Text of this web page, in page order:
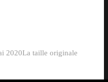
2020La taille originale